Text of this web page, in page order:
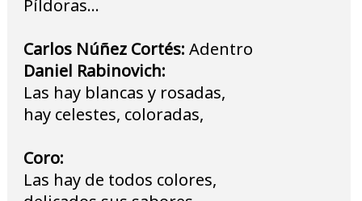
Píldoras…
Carlos Núñez Cortés: Adentro
Daniel Rabinovich:
Las hay blancas y rosadas,
hay celestes, coloradas,
Coro:
Las hay de todos colores,